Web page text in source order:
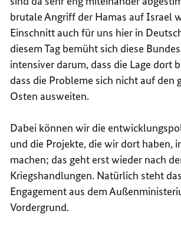
brutale Angriff der Hamas auf Israel
Einschnitt auch für uns hier in
diesem Tag bemüht sich diese
intensiver darum, dass die Lage dort
dass die Probleme sich nicht auf den
Osten ausweiten.
Dabei können wir die
und die Projekte, die wir dort haben,
machen; das geht erst wieder nach
Kriegshandlungen. Natürlich steht
Engagement aus dem
Vordergrund.